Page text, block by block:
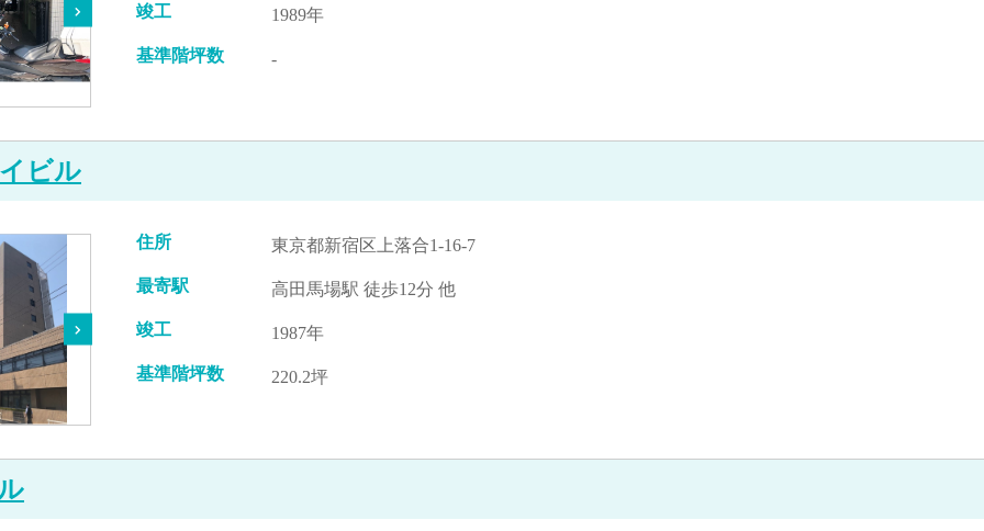
竣工 1989年
基準階坪数 -
ビル
住所 東京都新宿区上落合1-16-7
最寄駅 高田馬場駅 徒歩12分 他
竣工 1987年
基準階坪数 220.2坪